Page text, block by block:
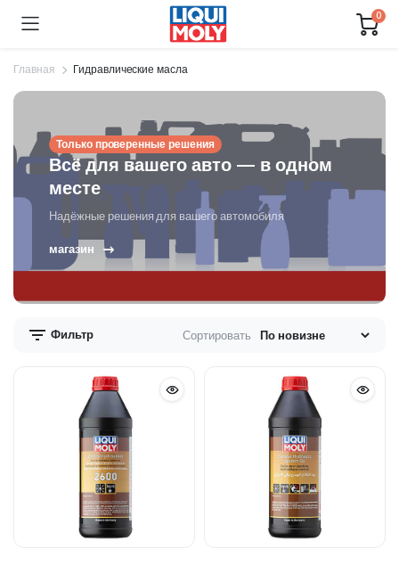
0
Главная Гидравлические масла
Только проверенные решения
Всё для вашего авто — в одном
месте
Надёжные решения для вашего автомобиля
магазин
Фильтр Сортировать